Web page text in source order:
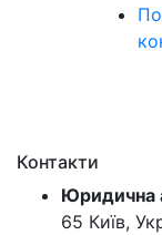
Контакти
Юридична
65 Київ,